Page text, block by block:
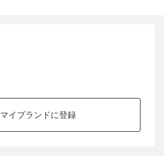
マイブランドに登録